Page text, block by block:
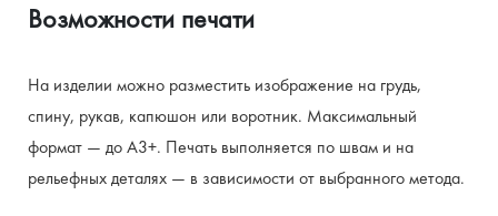
Возможности печати
На изделии можно разместить изображение на грудь,
спину, рукав, капюшон или воротник. Максимальный
формат — до А3+. Печать выполняется по швам и на
рельефных деталях — в зависимости от выбранного метода.